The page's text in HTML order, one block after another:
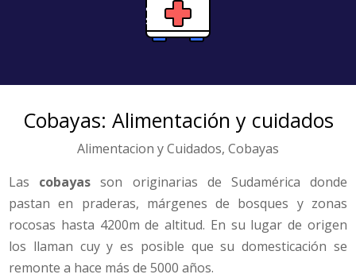
Cobayas: Alimentación y cuidados
Alimentacion y Cuidados, Cobayas
Las cobayas son originarias de Sudamérica donde
pastan en praderas, márgenes de bosques y zonas
rocosas hasta 4200m de altitud. En su lugar de origen
los llaman cuy y es posible que su domesticación se
remonte a hace más de 5000 años.